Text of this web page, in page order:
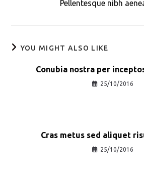
Pellentesque nibh
YOU MIGHT ALSO LIKE
Conubia nostra per
25/10/2016
Cras metus sed aliquet
25/10/2016